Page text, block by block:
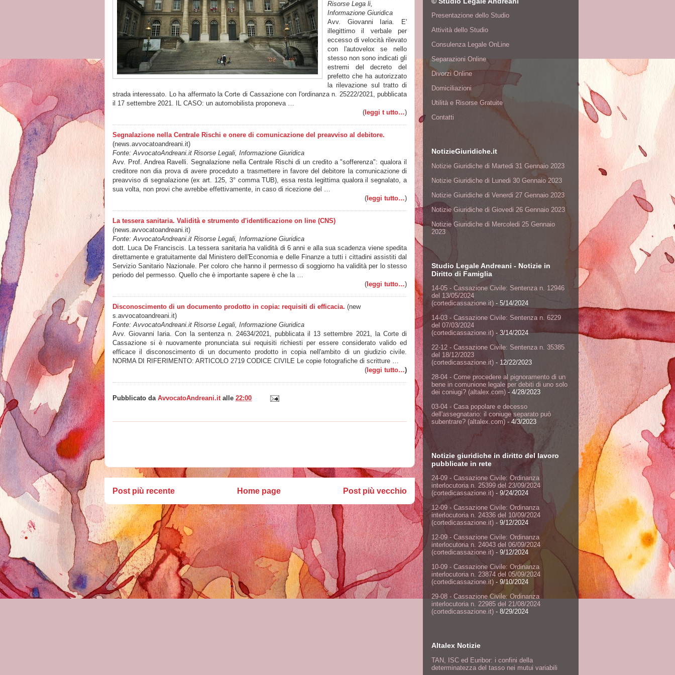
Risorse Lega li,
Informazione Giuridica
Avv. Giovanni Iaria. E'
illegittimo il verbale per
eccesso di velocità rilevato
con l'autovelox se nello
stesso non sono indicati gli
estremi del decreto del
prefetto che ha autorizzato
la rilevazione sul tratto di
strada interessato. Lo ha affermato la Corte di Cassazione con l'ordinanza n. 25222/2021, pubblicata
il 17 settembre 2021. IL CASO: un automobilista proponeva …
( leggi t utto…)
Segnalazione nella Centrale Rischi e onere di comunicazione del preavviso al debitore.
(news.avvocatoandreani.it)
Fonte: AvvocatoAndreani.it Risorse Legali, Informazione Giuridica
Avv. Prof. Andrea Ravelli. Segnalazione nella Centrale Rischi di un credito a "sofferenza": qualora il
creditore non dia prova di avere proceduto a trasmettere in favore del debitore la comunicazione di
preavviso di segnalazione (ex art. 125, 3° comma TUB), essa resta legittima qualora il segnalato, a
sua volta, non provi che avrebbe effettivamente, in caso di ricezione del …
( leggi tutto…)
La tessera sanitaria. Validità e strumento d'identificazione on line (CNS)
(news.avvocatoandreani.it)
Fonte: AvvocatoAndreani.it Risorse Legali, Informazione Giuridica
dott. Luca De Franciscis. La tessera sanitaria ha validità di 6 anni e alla sua scadenza viene spedita
direttamente e gratuitamente dal Ministero dell'Economia e delle Finanze a tutti i cittadini assistiti dal
Servizio Sanitario Nazionale. Per coloro che hanno il permesso di soggiorno ha validità per lo stesso
periodo del permesso. Quello che è importante sapere è che la …
( leggi tutto…)
Disconoscimento di un documento prodotto in copia: requisiti di efficacia. (new
s.avvocatoandreani.it)
Fonte: AvvocatoAndreani.it Risorse Legali, Informazione Giuridica
Avv. Giovanni Iaria. Con la sentenza n. 24634/2021, pubblicata il 13 settembre 2021, la Corte di
Cassazione si è nuovamente pronunciata sui requisiti richiesti per essere considerato valido ed
efficace il disconoscimento di un documento prodotto in copia nell'ambito di un giudizio civile.
NORMA DI RIFERIMENTO: ARTICOLO 2719 CODICE CIVILE Le copie fotografiche di scritture …
( leggi tutto…)
Pubblicato da AvvocatoAndreani.it alle 22:00
Post più recente Post più vecchio
Home page
Presentazione dello Studio
Attività dello Studio
Consulenza Legale OnLine
Separazioni Online
Divorzi Online
Domiciliazioni
Utilità e Risorse Gratuite
Contatti
NotizieGiuridiche.it
Notizie Giuridiche di Martedi 31 Gennaio 2023
Notizie Giuridiche di Lunedi 30 Gennaio 2023
Notizie Giuridiche di Venerdi 27 Gennaio 2023
Notizie Giuridiche di Giovedi 26 Gennaio 2023
Notizie Giuridiche di Mercoledi 25 Gennaio
2023
Studio Legale Andreani - Notizie in
Diritto di Famiglia
14-05 - Cassazione Civile: Sentenza n. 12946
del 13/05/2024
(cortedicassazione.it) - 5/14/2024
14-03 - Cassazione Civile: Sentenza n. 6229
del 07/03/2024
(cortedicassazione.it) - 3/14/2024
22-12 - Cassazione Civile: Sentenza n. 35385
del 18/12/2023
(cortedicassazione.it) - 12/22/2023
28-04 - Come procedere al pignoramento di un
bene in comunione legale per debiti di uno solo
dei coniugi? (altalex.com) - 4/28/2023
03-04 - Casa popolare e decesso
dell'assegnatario: il coniuge separato può
subentrare? (altalex.com) - 4/3/2023
Notizie giuridiche in diritto del lavoro
pubblicate in rete
24-09 - Cassazione Civile: Ordinanza
interlocutoria n. 25399 del 23/09/2024
(cortedicassazione.it) - 9/24/2024
12-09 - Cassazione Civile: Ordinanza
interlocutoria n. 24336 del 10/09/2024
(cortedicassazione.it) - 9/12/2024
12-09 - Cassazione Civile: Ordinanza
interlocutoria n. 24043 del 06/09/2024
(cortedicassazione.it) - 9/12/2024
10-09 - Cassazione Civile: Ordinanza
interlocutoria n. 23874 del 05/09/2024
(cortedicassazione.it) - 9/10/2024
29-08 - Cassazione Civile: Ordinanza
interlocutoria n. 22985 del 21/08/2024
(cortedicassazione.it) - 8/29/2024
Altalex Notizie
TAN, ISC ed Euribor: i confini della
determinatezza del tasso nei mutui variabili